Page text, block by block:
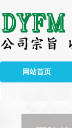
网站首页